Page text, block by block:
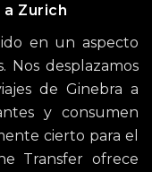
Zurich
en un aspecto
Nos desplazamos
de Ginebra a
y consumen
cierto para el
Transfer ofrece